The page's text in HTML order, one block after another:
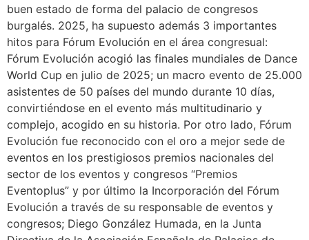
buen estado de forma del palacio de congresos
burgalés. 2025, ha supuesto además 3 importantes
hitos para Fórum Evolución en el área congresual:
Fórum Evolución acogió las finales mundiales de Dance
World Cup en julio de 2025; un macro evento de 25.000
asistentes de 50 países del mundo durante 10 días,
convirtiéndose en el evento más multitudinario y
complejo, acogido en su historia. Por otro lado, Fórum
Evolución fue reconocido con el oro a mejor sede de
eventos en los prestigiosos premios nacionales del
sector de los eventos y congresos “Premios
Eventoplus” y por último la Incorporación del Fórum
Evolución a través de su responsable de eventos y
congresos; Diego González Humada, en la Junta